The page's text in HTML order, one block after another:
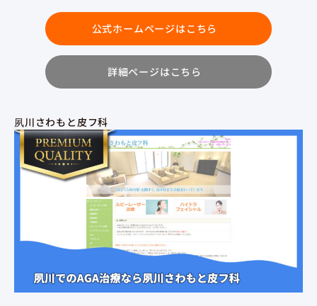
公式ホームページはこちら
詳細ページはこちら
夙川さわもと皮フ科